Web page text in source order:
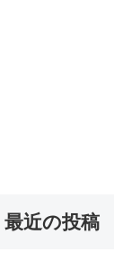
最近の投稿